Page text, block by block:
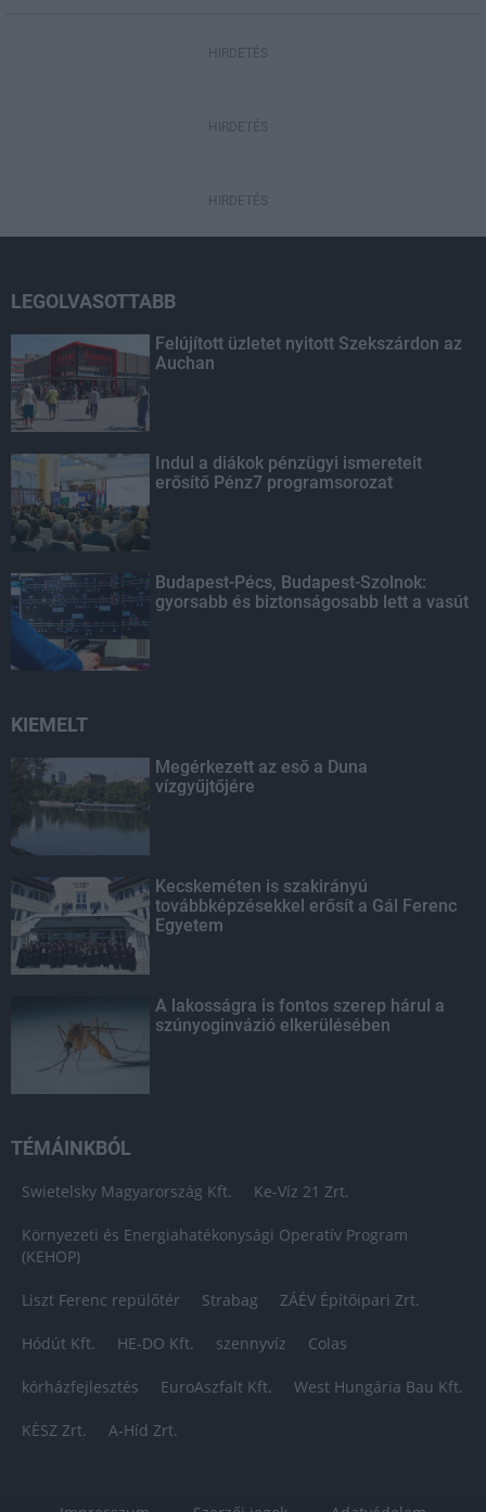
HIRDETÉS
HIRDETÉS
HIRDETÉS
LEGOLVASOTTABB
Felújított üzletet nyitott Szekszárdon az
Auchan
Indul a diákok pénzügyi ismereteit
erősítő Pénz7 programsorozat
Budapest-Pécs, Budapest-Szolnok:
gyorsabb és biztonságosabb lett a vasút
KIEMELT
Megérkezett az eső a Duna
vízgyűjtőjére
Kecskeméten is szakirányú
továbbképzésekkel erősít a Gál Ferenc
Egyetem
A lakosságra is fontos szerep hárul a
szúnyoginvázió elkerülésében
TÉMÁINKBÓL
Swietelsky Magyarország Kft. Ke-Víz 21 Zrt.
Környezeti és Energiahatékonysági Operatív Program
(KEHOP)
Liszt Ferenc repülőtér Strabag ZÁÉV Építőipari Zrt.
Hódút Kft. HE-DO Kft. szennyvíz Colas
kórházfejlesztés EuroAszfalt Kft. West Hungária Bau Kft.
KÉSZ Zrt. A-Híd Zrt.